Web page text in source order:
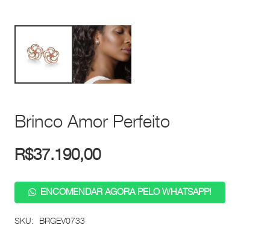
Brinco Amor Perfeito
R$37.190,00
ENCOMENDAR AGORA PELO WHATSAPP!
SKU: BRGEV0733